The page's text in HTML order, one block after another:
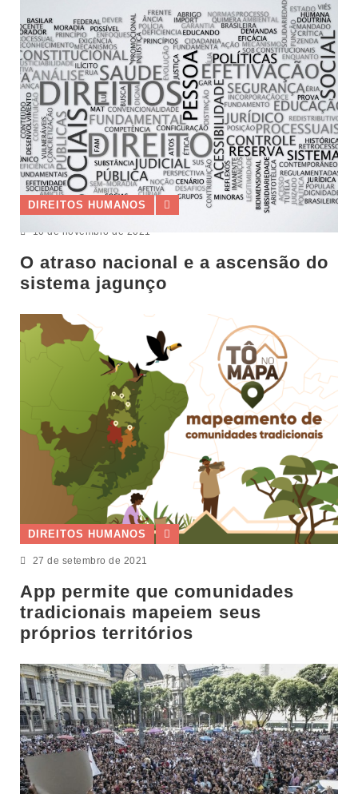
DIREITOS HUMANOS
10 de novembro de 2021
O atraso nacional e a ascensão do
sistema jagunço
DIREITOS HUMANOS
27 de setembro de 2021
App permite que comunidades
tradicionais mapeiem seus
próprios territórios